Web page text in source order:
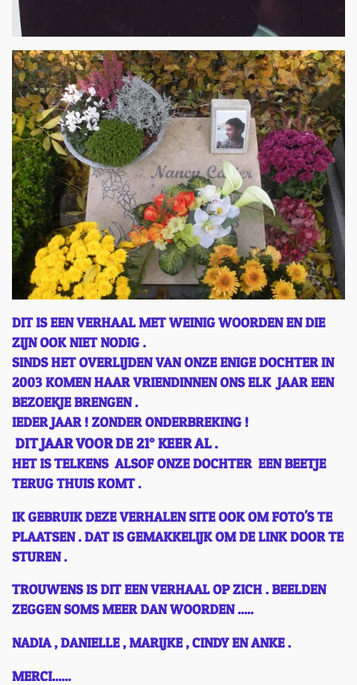
DIT IS EEN VERHAAL MET WEINIG WOORDEN EN DIE
ZIJN OOK NIET NODIG .
SINDS HET OVERLIJDEN VAN ONZE ENIGE DOCHTER IN
2003 KOMEN HAAR VRIENDINNEN ONS ELK JAAR EEN
BEZOEKJE BRENGEN .
IEDER JAAR ! ZONDER ONDERBREKING !
DIT JAAR VOOR DE 21° KEER AL .
HET IS TELKENS ALSOF ONZE DOCHTER EEN BEETJE
TERUG THUIS KOMT .
IK GEBRUIK DEZE VERHALEN SITE OOK OM FOTO'S TE
PLAATSEN . DAT IS GEMAKKELIJK OM DE LINK DOOR TE
STUREN .
TROUWENS IS DIT EEN VERHAAL OP ZICH . BEELDEN
ZEGGEN SOMS MEER DAN WOORDEN .....
NADIA , DANIELLE , MARIJKE , CINDY EN ANKE .
MERCI......